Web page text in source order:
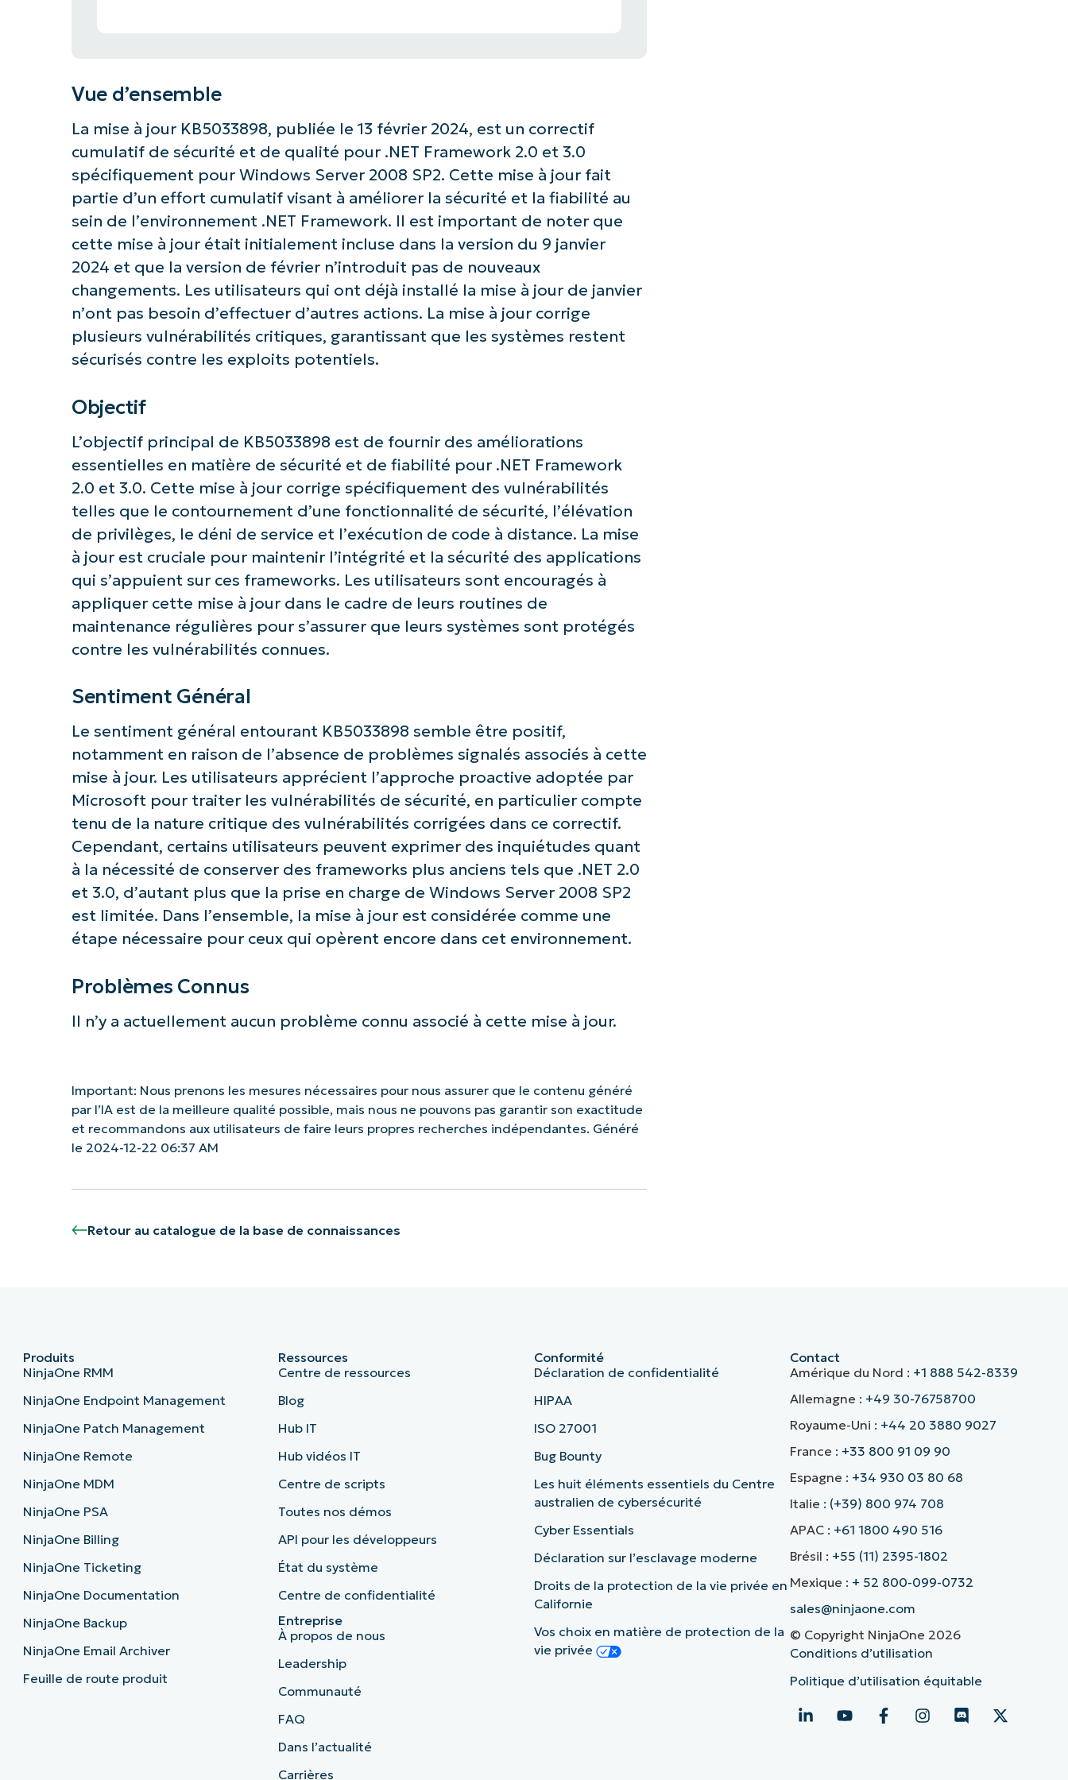
Vue d’ensemble
La mise à jour KB5033898, publiée le 13 février 2024, est un correctif
cumulatif de sécurité et de qualité pour .NET Framework 2.0 et 3.0
spécifiquement pour Windows Server 2008 SP2. Cette mise à jour fait
partie d’un effort cumulatif visant à améliorer la sécurité et la fiabilité au
sein de l’environnement .NET Framework. Il est important de noter que
cette mise à jour était initialement incluse dans la version du 9 janvier
2024 et que la version de février n’introduit pas de nouveaux
changements. Les utilisateurs qui ont déjà installé la mise à jour de janvier
n’ont pas besoin d’effectuer d’autres actions. La mise à jour corrige
plusieurs vulnérabilités critiques, garantissant que les systèmes restent
sécurisés contre les exploits potentiels.
Objectif
L’objectif principal de KB5033898 est de fournir des améliorations
essentielles en matière de sécurité et de fiabilité pour .NET Framework
2.0 et 3.0. Cette mise à jour corrige spécifiquement des vulnérabilités
telles que le contournement d’une fonctionnalité de sécurité, l’élévation
de privilèges, le déni de service et l’exécution de code à distance. La mise
à jour est cruciale pour maintenir l’intégrité et la sécurité des applications
qui s’appuient sur ces frameworks. Les utilisateurs sont encouragés à
appliquer cette mise à jour dans le cadre de leurs routines de
maintenance régulières pour s’assurer que leurs systèmes sont protégés
contre les vulnérabilités connues.
Sentiment Général
Le sentiment général entourant KB5033898 semble être positif,
notamment en raison de l’absence de problèmes signalés associés à cette
mise à jour. Les utilisateurs apprécient l’approche proactive adoptée par
Microsoft pour traiter les vulnérabilités de sécurité, en particulier compte
tenu de la nature critique des vulnérabilités corrigées dans ce correctif.
Cependant, certains utilisateurs peuvent exprimer des inquiétudes quant
à la nécessité de conserver des frameworks plus anciens tels que .NET 2.0
et 3.0, d’autant plus que la prise en charge de Windows Server 2008 SP2
est limitée. Dans l’ensemble, la mise à jour est considérée comme une
étape nécessaire pour ceux qui opèrent encore dans cet environnement.
Problèmes Connus
Il n’y a actuellement aucun problème connu associé à cette mise à jour.
Important: Nous prenons les mesures nécessaires pour nous assurer que le contenu généré
par l’IA est de la meilleure qualité possible, mais nous ne pouvons pas garantir son exactitude
et recommandons aux utilisateurs de faire leurs propres recherches indépendantes. Généré
le 2024-12-22 06:37 AM
Retour au catalogue de la base de connaissances
Commencez avec les analyses de KB pilotées par l'IA de
NinjaOne !
First
last
name*
Business
email*
number*
name*
Produits
NinjaOne RMM
NinjaOne Endpoint Management
NinjaOne Patch Management
NinjaOne Remote
NinjaOne MDM
NinjaOne PSA
NinjaOne Billing
NinjaOne Ticketing
NinjaOne Documentation
NinjaOne Backup
NinjaOne Email Archiver
Feuille de route produit
Ressources
Centre de ressources
Blog
Hub IT
Hub vidéos IT
Centre de scripts
Toutes nos démos
API pour les développeurs
État du système
Centre de confidentialité
Entreprise
À propos de nous
Leadership
Communauté
FAQ
Dans l’actualité
Carrières
Conformité
Déclaration de confidentialité
HIPAA
ISO 27001
Bug Bounty
Les huit éléments essentiels du Centre
australien de cybersécurité
Cyber Essentials
Déclaration sur l’esclavage moderne
Droits de la protection de la vie privée en
Californie
Vos choix en matière de protection de la
vie privée
Contact
Amérique du Nord : +1 888 542-8339
Allemagne : +49 30-76758700
Royaume-Uni : +44 20 3880 9027
France : +33 800 91 09 90
Espagne : +34 930 03 80 68
Italie : (+39) 800 974 708
APAC : +61 1800 490 516
Brésil : +55 (11) 2395-1802
Mexique : + 52 800-099-0732
sales@ninjaone.com
© Copyright NinjaOne 2026
Conditions d’utilisation
Politique d’utilisation équitable